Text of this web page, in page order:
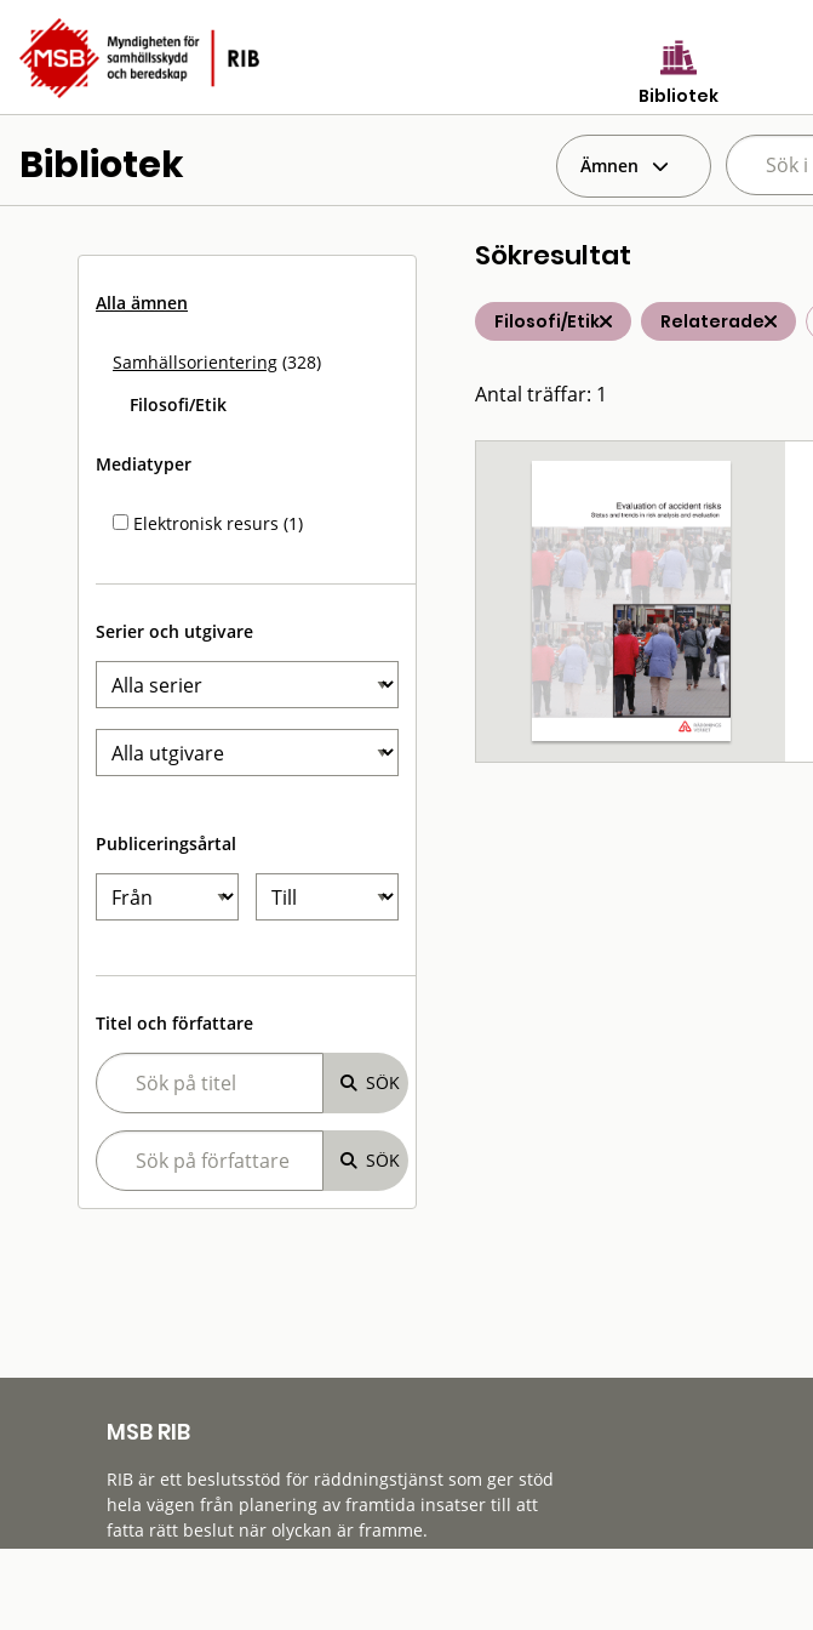
Bibliotek
Bibliotek Ämnen
Alla ämnen
Samhällsorientering (328)
Filosofi/Etik
Mediatyper
Elektronisk resurs (1)
Serier och utgivare
Publiceringsårtal
Titel och författare
Sökresultat
Filosofi/Etik Relaterade
Antal träffar: 1
MSB RIB
RIB är ett beslutsstöd för räddningstjänst som ger stöd
hela vägen från planering av framtida insatser till att
fatta rätt beslut när olyckan är framme.